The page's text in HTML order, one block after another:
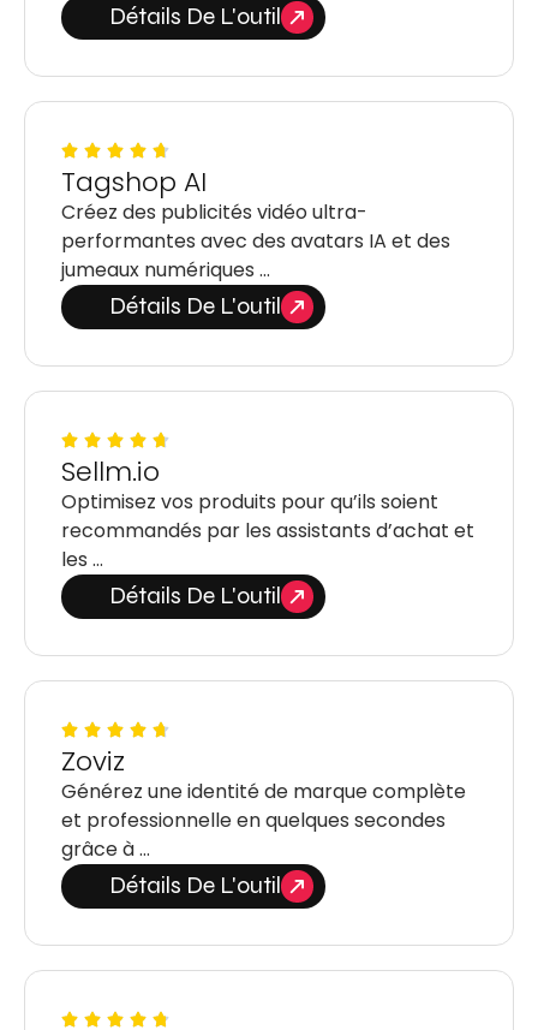
Détails De L'outil
Tagshop AI
Créez des publicités vidéo ultra-
performantes avec des avatars IA et des
jumeaux numériques …
Détails De L'outil
Sellm.io
Optimisez vos produits pour qu’ils soient
recommandés par les assistants d’achat et
les …
Détails De L'outil
Zoviz
Générez une identité de marque complète
et professionnelle en quelques secondes
grâce à …
Détails De L'outil